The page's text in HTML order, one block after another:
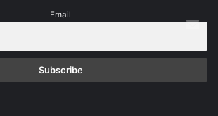
Email